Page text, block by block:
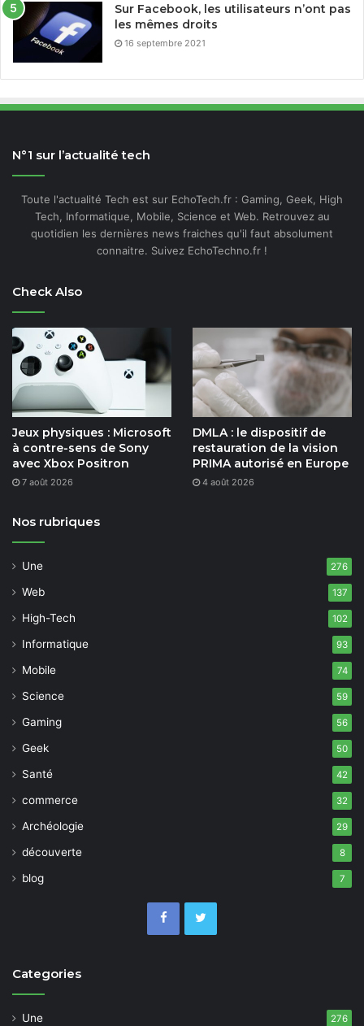
Sur Facebook, les utilisateurs n’ont pas
les mêmes droits
16 septembre 2021
N°1 sur l’actualité tech
Toute l'actualité Tech est sur EchoTech.fr : Gaming, Geek, High
Tech, Informatique, Mobile, Science et Web. Retrouvez au
quotidien les dernières news fraiches qu'il faut absolument
connaitre. Suivez EchoTechno.fr !
Check Also
Jeux physiques : Microsoft
à contre-sens de Sony
avec Xbox Positron
7 août 2026
DMLA : le dispositif de
restauration de la vision
PRIMA autorisé en Europe
4 août 2026
Nos rubriques
Une 276
Web 137
High-Tech 102
Informatique 93
Mobile 74
Science 59
Gaming 56
Geek 50
Santé 42
commerce 32
Archéologie 29
découverte 8
blog 7
Categories
Une 276